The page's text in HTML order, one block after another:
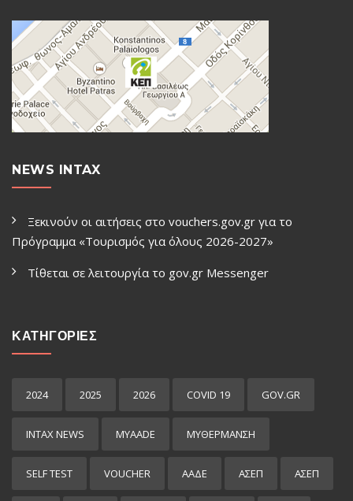
NEWS INTAX
Ξεκινούν οι αιτήσεις στο vouchers.gov.gr για το
Πρόγραμμα «Τουρισμός για όλους 2026-2027»
Τίθεται σε λειτουργία το gov.gr Μessenger
ΚΑΤΗΓΟΡΙΕΣ
2024 2025 2026 COVID 19 GOV.GR
INTAX NEWS MYAADE MYΘΈΡΜΑΝΣΗ
SELF TEST VOUCHER ΑΑΔΕ ΑΣΕΠ ΑΣΕΠ